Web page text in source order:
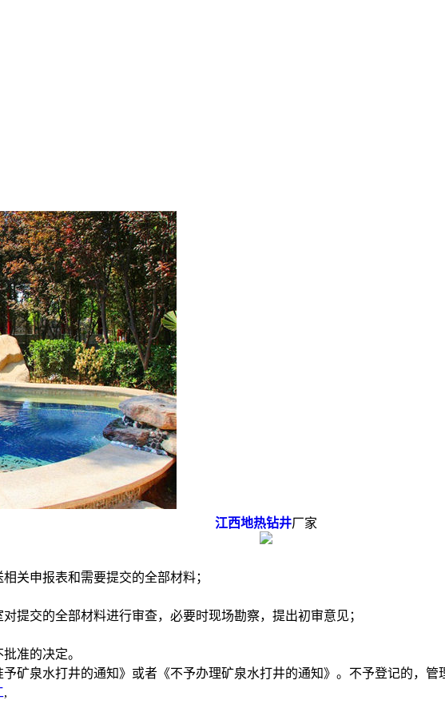
江西地热钻井厂家
关申报表和需要提交的全部材料；
提交的全部材料进行审查，必要时现场勘察，提出初审意见；
准的决定。
矿泉水打井的通知》或者《不予办理矿泉水打井的通知》。不予登记的，管
,